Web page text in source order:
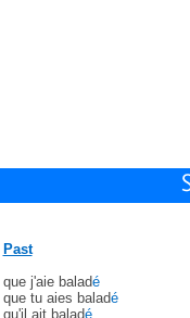
Past
que j'aie baladé
que tu aies baladé
qu'il ait baladé